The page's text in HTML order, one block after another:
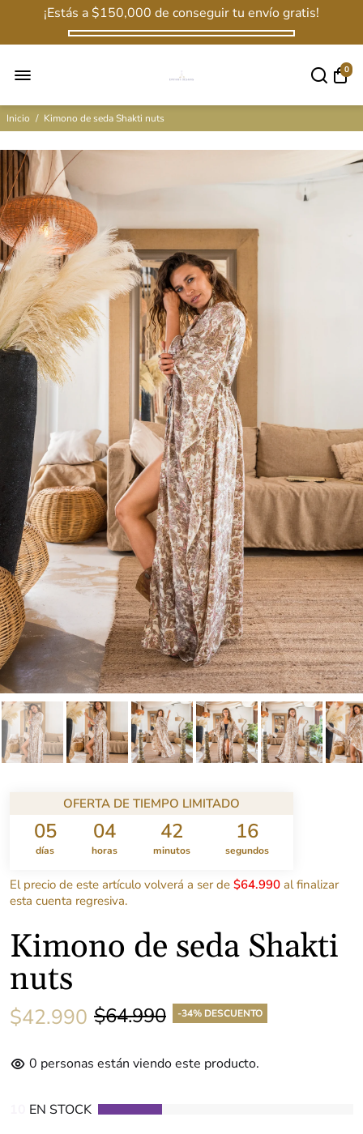
¡Estás a $150,000 de conseguir tu envío gratis!
0
Inicio / Kimono de seda Shakti nuts
OFERTA DE TIEMPO LIMITADO
05
días
04
horas
42
minutos
15
segundos
El precio de este artículo volverá a ser de $64.990 al finalizar
esta cuenta regresiva.
Kimono de seda Shakti
nuts
$42.990 $64.990 -34% DESCUENTO
0 personas están viendo este producto.
EN STOCK